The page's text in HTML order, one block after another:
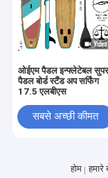
ओईएम पैडल इन्फ्लेटेबल
पैडल बोर्ड स्टैंड अप सर्फिंग
17.5 एलबीएस
सबसे अच्छी कीमत
होम हमारे